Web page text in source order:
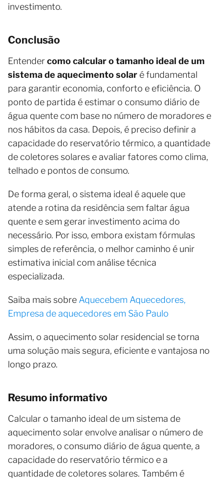
investimento.
Conclusão
Entendercomo calcular o tamanho ideal de um
sistema de aquecimento solar é fundamental
para garantir economia, conforto e eficiência. O
ponto de partida é estimar o consumo diário de
água quente com base no número de moradores e
nos hábitos da casa. Depois, é preciso definir a
capacidade do reservatório térmico, a quantidade
de coletores solares e avaliar fatores como clima,
telhado e pontos de consumo.
De forma geral, o sistema ideal é aquele que
atende a rotina da residência sem faltar água
quente e sem gerar investimento acima do
necessário. Por isso, embora existam fórmulas
simples de referência, o melhor caminho é unir
estimativa inicial com análise técnica
especializada.
Saiba mais sobre Aquecebem Aquecedores,
Empresa de aquecedores em São Paulo
Assim, o aquecimento solar residencial se torna
uma solução mais segura, eficiente e vantajosa no
longo prazo.
Resumo informativo
Calcular o tamanho ideal de um sistema de
aquecimento solar envolve analisar o número de
moradores, o consumo diário de água quente, a
capacidade do reservatório térmico e a
quantidade de coletores solares. Também é